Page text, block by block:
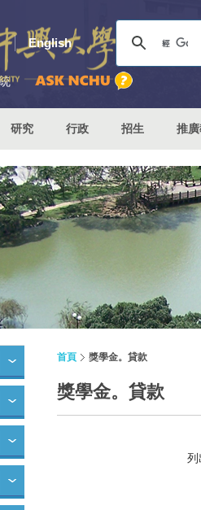
English
研究 行政 招生 推
首頁 獎學金。貸款
獎學金。貸款
列